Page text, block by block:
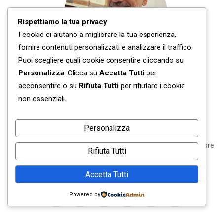
Dott. Giuseppe Scopelliti – Biologo Nutrizionista
Fondatore di Studio NewLife Nutrizione e Salute©e creatore
del metodo NutriGenius©.
600000+ follower sui social @atavolacolnutrizionista
Rispettiamo la tua privacy
I cookie ci aiutano a migliorare la tua esperienza,
fornire contenuti personalizzati e analizzare il traffico.
Puoi scegliere quali cookie consentire cliccando su
Personalizza. Clicca su Accetta Tutti per
acconsentire o su Rifiuta Tutti per rifiutare i cookie
non essenziali.
Personalizza
Rifiuta Tutti
Accetta Tutti
Powered by